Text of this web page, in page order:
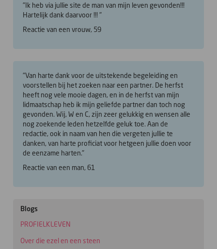
"Ik heb via jullie site de man van mijn leven gevonden!!!
Hartelijk dank daarvoor !!! "
Reactie van een vrouw, 59
"Van harte dank voor de uitstekende begeleiding en
voorstellen bij het zoeken naar een partner. De herfst
heeft nog vele mooie dagen, en in de herfst van mijn
lidmaatschap heb ik mijn geliefde partner dan toch nog
gevonden. Wij, W en C, zijn zeer gelukkig en wensen alle
nog zoekende leden hetzelfde geluk toe. Aan de
redactie, ook in naam van hen die vergeten jullie te
danken, van harte proficiat voor hetgeen jullie doen voor
de eenzame harten."
Reactie van een man, 61
Blogs
PROFIELKLEVEN
Over die ezel en een steen